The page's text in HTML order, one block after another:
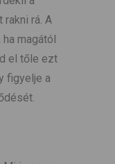
rá. A
magától
el tőle ezt
figyelje a